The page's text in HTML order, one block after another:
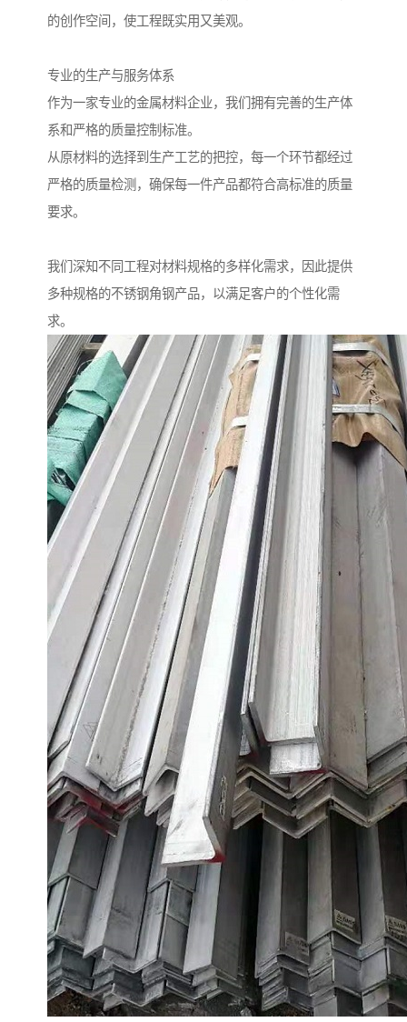
的创作空间，使工程既实用又美观。
专业的生产与服务体系
作为一家专业的金属材料企业，我们拥有完善的生产体
系和严格的质量控制标准。
从原材料的选择到生产工艺的把控，每一个环节都经过
严格的质量检测，确保每一件产品都符合高标准的质量
要求。
我们深知不同工程对材料规格的多样化需求，因此提供
多种规格的不锈钢角钢产品，以满足客户的个性化需
求。